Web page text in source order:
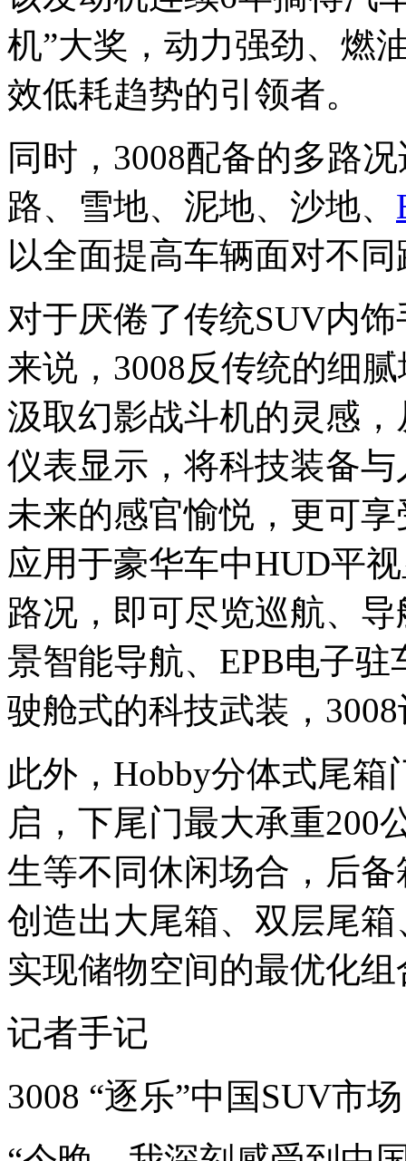
机”大奖，动力强劲、燃
效低耗趋势的引领者。
同时，3008配备的多路
路、雪地、泥地、沙地、
以全面提高车辆面对不
对于厌倦了传统SUV内
来说，3008反传统的细
汲取幻影战斗机的灵感
仪表显示，将科技装备
未来的感官愉悦，更可
应用于豪华车中HUD平
路况，即可尽览巡航、
景智能导航、EPB电子
驶舱式的科技武装，
此外，Hobby分体式尾
启，下尾门最大承重200
生等不同休闲场合，后
创造出大尾箱、双层尾
实现储物空间的最优化组
记者手记
3008 “逐乐”中国SUV市场